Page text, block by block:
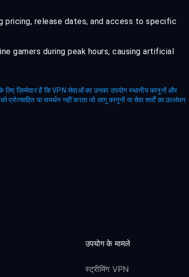
release dates, and access to specific
gamers during peak hours, causing artificial
ज़िम्मेदार हैं कि VPN सेवाओं का उनका उपयोग स्थानीय कानूनों और
या समर्थन नहीं करता जो लागू कानूनों या सेवा शर्तों का उल्लंघन
उपयोग के मामले
स्ट्रीमिंग VPN